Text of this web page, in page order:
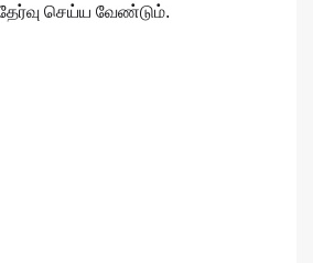
செய்ய வேண்டும்.